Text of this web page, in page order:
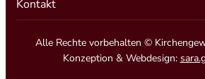
Kontakt
Alle Rechte vorbehalten ©
Konzeption & Webdesign: